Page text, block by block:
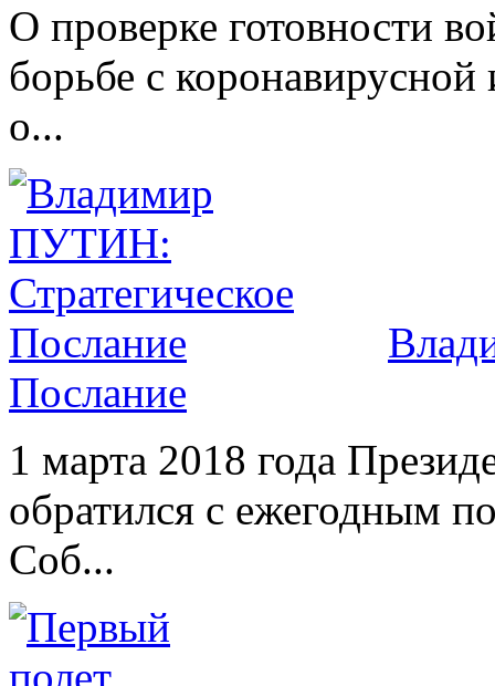
О проверке готовности
борьбе с
о...
Послание
1 марта 2018 года
обратился с ежегодным
Соб...